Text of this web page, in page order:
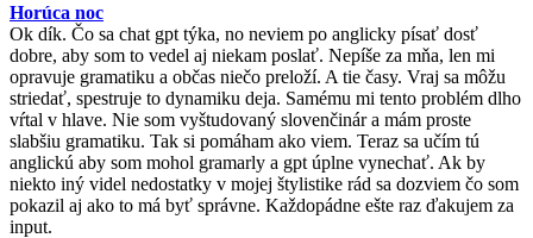
Horúca noc
Ok dík. Čo sa chat gpt týka, no neviem po anglicky písať dosť
dobre, aby som to vedel aj niekam poslať. Nepíše za mňa, len mi
opravuje gramatiku a občas niečo preloží. A tie časy. Vraj sa môžu
striedať, spestruje to dynamiku deja. Samému mi tento problém dlho
vŕtal v hlave. Nie som vyštudovaný slovenčinár a mám proste
slabšiu gramatiku. Tak si pomáham ako viem. Teraz sa učím tú
anglickú aby som mohol gramarly a gpt úplne vynechať. Ak by
niekto iný videl nedostatky v mojej štylistike rád sa dozviem čo som
pokazil aj ako to má byť správne. Každopádne ešte raz ďakujem za
input.